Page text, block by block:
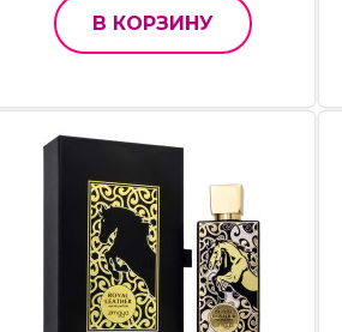
В КОРЗИНУ